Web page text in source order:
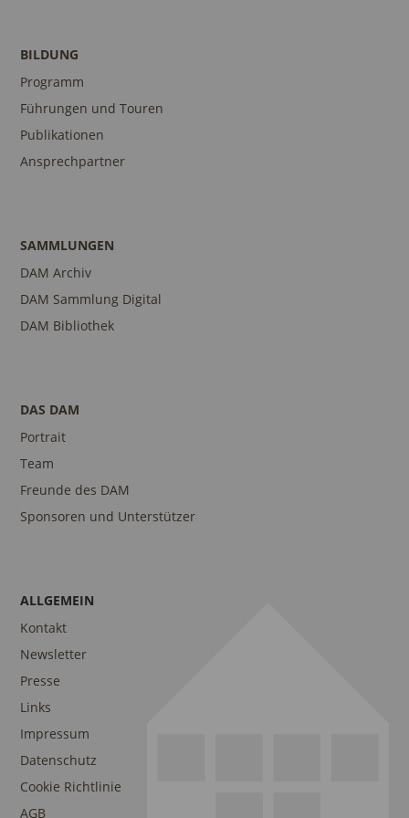
BILDUNG
Programm
Führungen und Touren
Publikationen
Ansprechpartner
SAMMLUNGEN
DAM Archiv
DAM Sammlung Digital
DAM Bibliothek
DAS DAM
Portrait
Team
Freunde des DAM
Sponsoren und Unterstützer
ALLGEMEIN
Kontakt
Newsletter
Presse
Links
Impressum
Datenschutz
Cookie Richtlinie
AGB